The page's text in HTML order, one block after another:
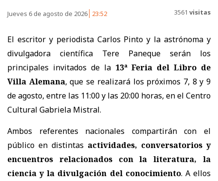
Jueves 6 de agosto de 2026 23:52 3561 visitas
El escritor y periodista Carlos Pinto y la astrónoma y
divulgadora científica Tere Paneque serán los
principales invitados de la 13ª Feria del Libro de
Villa Alemana, que se realizará los próximos 7, 8 y 9
de agosto, entre las 11:00 y las 20:00 horas, en el Centro
Cultural Gabriela Mistral.
Ambos referentes nacionales compartirán con el
público en distintas actividades, conversatorios y
encuentros relacionados con la literatura, la
ciencia y la divulgación del conocimiento. A ellos